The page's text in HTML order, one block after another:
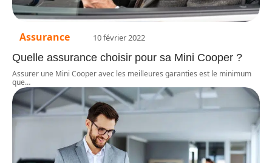
Assurance 10 février 2022
Quelle assurance choisir pour sa Mini Cooper ?
Assurer une Mini Cooper avec les meilleures garanties est le minimum
que…